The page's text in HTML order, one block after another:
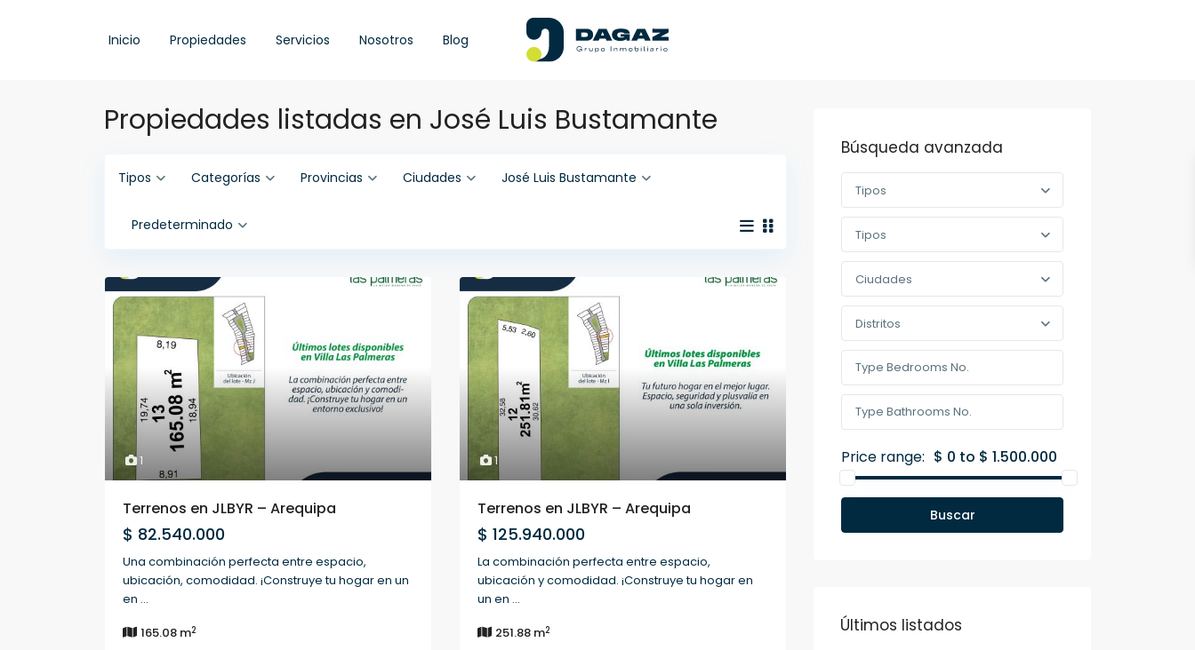
Inicio Propiedades Servicios Nosotros Blog
Propiedades listadas en José Luis Bustamante
Tipos Categorías Provincias Ciudades José Luis Bustamante
Predeterminado
1
Terrenos en JLBYR – Arequipa
$ 82.540.000
Una combinación perfecta entre espacio,
ubicación, comodidad. ¡Construye tu hogar en un
en ...
165.08 m2
1
Terrenos en JLBYR – Arequipa
$ 125.940.000
La combinación perfecta entre espacio,
ubicación y comodidad. ¡Construye tu hogar en
un en ...
251.88 m2
Búsqueda avanzada
Tipos
Tipos
Ciudades
Distritos
Price range: $ 0 to $ 1.500.000
Buscar
Últimos listados